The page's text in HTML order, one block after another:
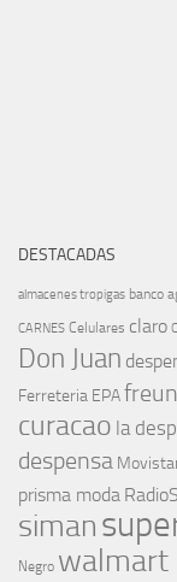
DESTACADAS
almacenes tropigas banco
CARNES Celulares claro
Don Juan
Ferreteria EPA
curacao la
despensa
prisma moda
siman
Negro walmart